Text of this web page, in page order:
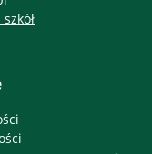
otwiera się w